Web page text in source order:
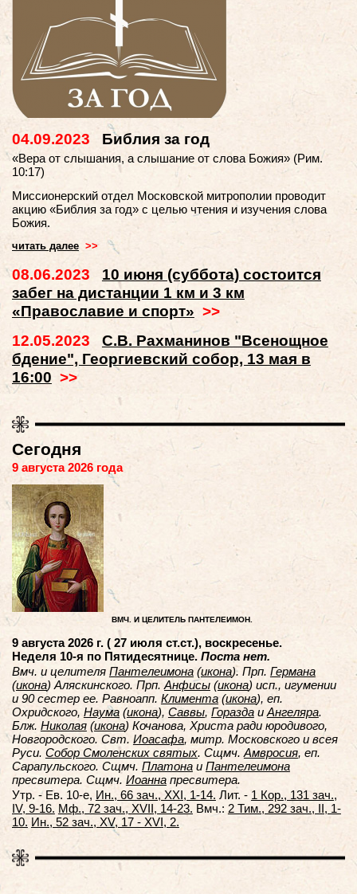
04.09.2023 Библия за год
«Вера от слышания, а слышание от слова Божия» (Рим.
10:17)
Миссионерский отдел Московской митрополии проводит
акцию «Библия за год» с целью чтения и изучения слова
Божия.
читать далее>>
08.06.2023
10 июня (суббота) состоится
забег на дистанции 1 км и 3 км
«Православие и спорт» >>
12.05.2023
С.В. Рахманинов "Всенощное
бдение", Георгиевский собор, 13 мая в
16:00 >>
Сегодня
9 августа 2026 года
ВМЧ. И ЦЕЛИТЕЛЬ ПАНТЕЛЕИМОН.
9 августа 2026 г. ( 27 июля ст.ст.), воскресенье.
Неделя 10-я по Пятидесятнице. Поста нет.
Вмч. и целителя Пантелеимона(икона). Прп. Германа
(икона) Аляскинского. Прп. Анфисы(икона) исп., игумении
и 90 сестер ее. Равноапп. Климента(икона), еп.
Охридского, Наума(икона), Саввы, Гораздаи Ангеляра.
Блж. Николая(икона) Кочанова, Христа ради юродивого,
Новгородского. Свт. Иоасафа, митр. Московского и всея
Руси. Собор Смоленских святых. Сщмч. Амвросия, еп.
Сарапульского. Сщмч. Платонаи Пантелеимона
пресвитера. Сщмч. Иоаннапресвитера.
Утр. - Ев. 10-е, Ин., 66 зач., XXI, 1-14. Лит. - 1 Кор., 131 зач.,
IV, 9-16. Мф., 72 зач., XVII, 14-23. Вмч.: 2 Тим., 292 зач., II, 1-
10. Ин., 52 зач., XV, 17 - XVI, 2.